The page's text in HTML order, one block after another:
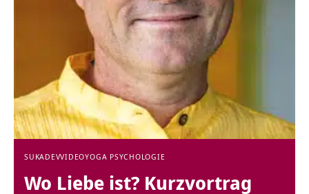
SUKADEVVIDEOYOGA PSYCHOLOGIE
Wo Liebe ist? Kurzvortrag